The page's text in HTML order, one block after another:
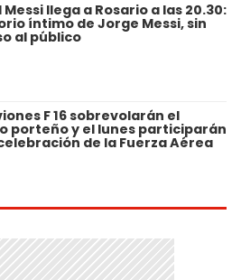
Messi llega a Rosario a las 20.30:
íntimo de Jorge Messi, sin
al público
F 16 sobrevolarán el
porteño y el lunes participarán
de la Fuerza Aérea